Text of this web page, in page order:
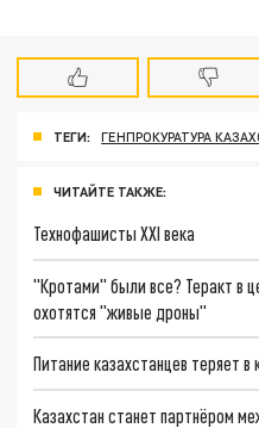
ТЕГИ: ГЕНПРОКУРАТУРА
ЧИТАЙТЕ ТАКЖЕ:
Технофашисты XXI века
"Кротами" были все? Теракт в
охотятся "живые дроны"
Питание казахстанцев теряет в
Казахстан станет партнёром